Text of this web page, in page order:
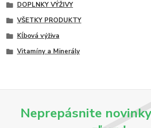
DOPLNKY VÝŽIVY
VŠETKY PRODUKTY
Kĺbová výživa
Vitamíny a Minerály
Neprepásnite